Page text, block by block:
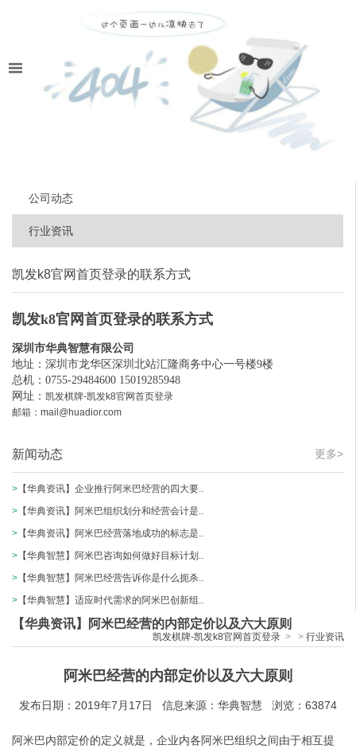
公司动态
行业资讯
凯发k8官网首页登录的联系方式
凯发k8官网首页登录的联系方式
深圳市华典智慧有限公司
地址：深圳市龙华区深圳北站汇隆商务中心一号楼9楼
总机：0755-29484600 15019285948
网址： 凯发棋牌-凯发k8官网首页登录
邮箱： mail@huadior.com
更多>
新闻动态
> 【华典资讯】企业推行阿米巴经营的四大要..
> 【华典资讯】阿米巴组织划分和经营会计是..
> 【华典资讯】阿米巴经营落地成功的标志是..
> 【华典智慧】阿米巴咨询如何做好目标计划..
> 【华典智慧】阿米巴经营告诉你是什么扼杀..
> 【华典智慧】适应时代需求的阿米巴创新组..
【华典资讯】阿米巴经营的内部定价以及六大原则
凯发棋牌-凯发k8官网首页登录 > > 行业资讯
阿米巴经营的内部定价以及六大原则
发布日期：2019年7月17日 信息来源：华典智慧 浏览：63874
阿米巴内部定价的定义就是，企业内各阿米巴组织之间由于相互提